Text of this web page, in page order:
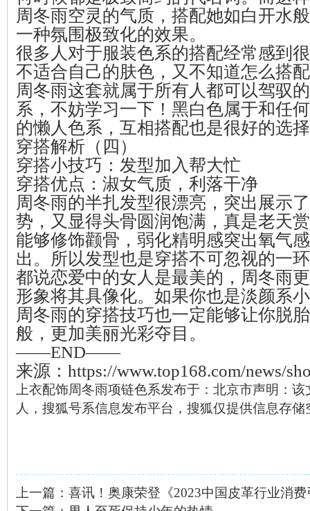
周冬雨空灵的气质，搭配她如白开水
一种氛围极致化的效果。
很多人对于服装色系的搭配经常感到
不适合自己的肤色，又不知道怎么搭
周冬雨这套就属于所有人都可以驾驭
系，不妨学习一下！黑白色属于和任
的懒人色系，互相搭配也是很好的选
穿搭解析（四）
穿搭小技巧：发型加入帮大忙
穿搭优点：淑女气质，利落干净
周冬雨的半扎发型很漂亮，突出展示
势，又显得头骨圆润饱满，真是老天
能够修饰颧骨，弱化精明感突出氧气
出。所以发型也是穿搭不可忽视的一
都说恋爱中的女人是最美的，周冬雨
形象将其具像化。如果你也是淡颜系
周冬雨的穿搭技巧也一定能够让你脱
般，更加美丽光彩夺目。
——END——
来源：https://www.top168.com/news/
上衣配饰周冬雨项链色系发布于：北京市声明：
人，搜狐号系信息发布平台，搜狐仅提供信息存储
上一篇： 喜讯！奥康荣登《2023中国皮革行业消